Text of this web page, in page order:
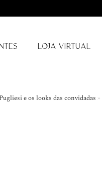
LOJA VIRTUAL
e os looks das convidadas »